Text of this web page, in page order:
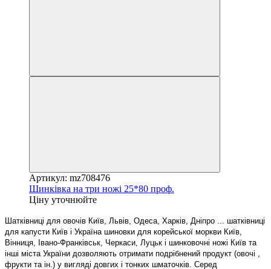
Артикул: mz708476
Шинківка на три ножі 25*80 проф.
Ціну уточнюйте
Шатківниці для овочів Київ, Львів, Одеса, Харків, Дніпро ... шатківниці
для капусти Київ і Україна шиновки для корейської моркви Київ,
Вінниця, Івано-Франківськ, Черкаси, Луцьк і шинковочні ножі Київ та
інші міста України дозволяють отримати подрібнений продукт (овочі ,
фрукти та ін.) у вигляді довгих і тонких шматочків. Серед